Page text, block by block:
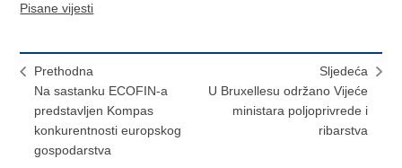
Pisane vijesti
Prethodna
Na sastanku ECOFIN-a
predstavljen Kompas
konkurentnosti europskog
gospodarstva
Sljedeća
U Bruxellesu održano Vijeće
ministara poljoprivrede i
ribarstva